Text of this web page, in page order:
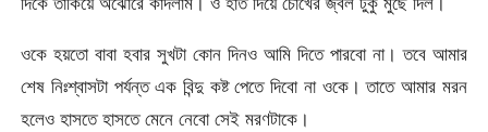
ওকে হয়তো বাবা হবার সুখটা কোন দিনও আমি দিতে পারবো না। তবে আমার
শেষ নিঃশ্বাসটা পর্যন্ত এক বিন্দু কষ্ট পেতে দিবো না ওকে। তাতে আমার মরন
হলেও হাসতে হাসতে মেনে নেবো সেই মরণটাকে।